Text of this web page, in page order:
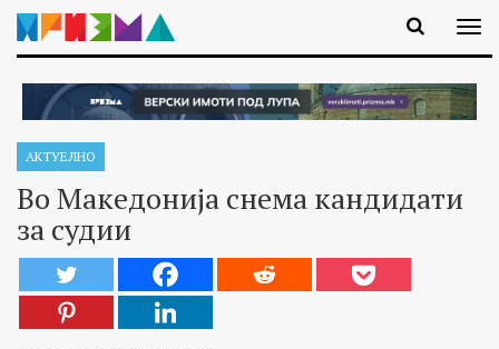
АКТУЕЛНО
Во Македонија снема кандидати
за судии